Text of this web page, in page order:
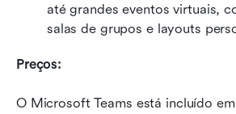
até grandes eventos virtuais,
salas de grupos e layouts
Preços:
O Microsoft Teams está incluído